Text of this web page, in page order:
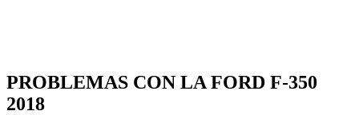
PROBLEMAS CON LA FORD F-350
2018